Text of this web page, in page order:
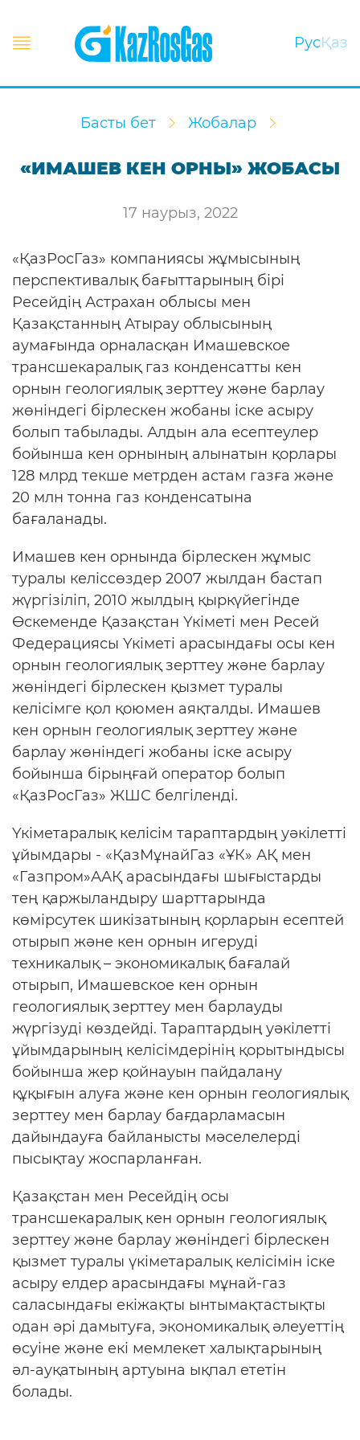
РусҚаз
Басты бет Жобалар
«ИМАШЕВ КЕН ОРНЫ» ЖОБАСЫ
17 наурыз, 2022
«ҚазРосГаз» компаниясы жұмысының
перспективалық бағыттарының бірі
Ресейдің Астрахан облысы мен
Қазақстанның Атырау облысының
аумағында орналасқан Имашевское
трансшекаралық газ конденсатты кен
орнын геологиялық зерттеу және барлау
жөніндегі бірлескен жобаны іске асыру
болып табылады. Алдын ала есептеулер
бойынша кен орнының алынатын қорлары
128 млрд текше метрден астам газға және
20 млн тонна газ конденсатына
бағаланады.
Имашев кен орнында бірлескен жұмыс
туралы келіссөздер 2007 жылдан бастап
жүргізіліп, 2010 жылдың қыркүйегінде
Өскеменде Қазақстан Үкіметі мен Ресей
Федерациясы Үкіметі арасындағы осы кен
орнын геологиялық зерттеу және барлау
жөніндегі бірлескен қызмет туралы
келісімге қол қоюмен аяқталды. Имашев
кен орнын геологиялық зерттеу және
барлау жөніндегі жобаны іске асыру
бойынша бірыңғай оператор болып
«ҚазРосГаз» ЖШС белгіленді.
Үкіметаралық келісім тараптардың уәкілетті
ұйымдары - «ҚазМұнайГаз «ҰК» АҚ мен
«Газпром»ААҚ арасындағы шығыстарды
тең қаржыландыру шарттарында
көмірсутек шикізатының қорларын есептей
отырып және кен орнын игеруді
техникалық – экономикалық бағалай
отырып, Имашевское кен орнын
геологиялық зерттеу мен барлауды
жүргізуді көздейді. Тараптардың уәкілетті
ұйымдарының келісімдерінің қорытындысы
бойынша жер қойнауын пайдалану
құқығын алуға және кен орнын геологиялық
зерттеу мен барлау бағдарламасын
дайындауға байланысты мәселелерді
пысықтау жоспарланған.
Қазақстан мен Ресейдің осы
трансшекаралық кен орнын геологиялық
зерттеу және барлау жөніндегі бірлескен
қызмет туралы үкіметаралық келісімін іске
асыру елдер арасындағы мұнай-газ
саласындағы екіжақты ынтымақтастықты
одан әрі дамытуға, экономикалық әлеуеттің
өсуіне және екі мемлекет халықтарының
әл-ауқатының артуына ықпал ететін
болады.